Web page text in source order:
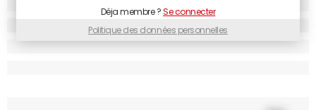
Déja membre ?Se connecter
Politique des données personnelles